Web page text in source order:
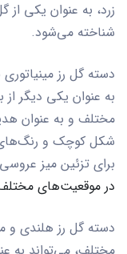
زرد، به عنوان یکی
شناخته می‌شود.
دسته گل رز
به عنوان یکی دیگر
مختلف و به عنوان
شکل کوچک و رنگ‌های
برای تزئین میز
در موقعیت‌های
دسته گل رز هلندی و